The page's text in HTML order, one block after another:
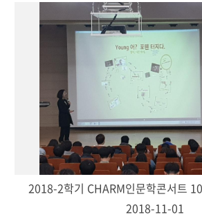
2018-11-01